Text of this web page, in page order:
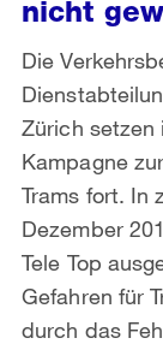
nicht
Die
Zürich setzen
Kampagne
Trams fort. In
Dezember
Tele Top
Gefahren für
durch das